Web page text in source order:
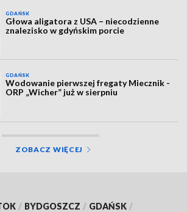
GDAŃSK
Głowa aligatora z USA – niecodzienne
znalezisko w gdyńskim porcie
GDAŃSK
Wodowanie pierwszej fregaty Miecznik -
ORP „Wicher” już w sierpniu
ZOBACZ WIĘCEJ
/ BYDGOSZCZ / GDAŃSK /